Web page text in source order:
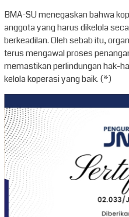
BMA-SU menegaskan bahwa
anggota yang harus dikelola
berkeadilan. Oleh sebab itu,
terus mengawal proses
memastikan perlindungan hak-
kelola koperasi yang baik. (*)